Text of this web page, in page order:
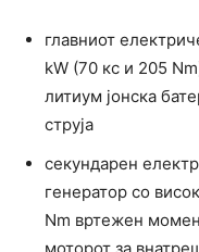
главниот
kW (70 кс и 205
литиум јонска
струја
секундарен
генератор со
Nm вртежен
моторот за